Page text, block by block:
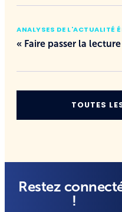
ANALYSES DE L'ACTUALITÉ
« Faire passer la
TOUTES
Restez
!